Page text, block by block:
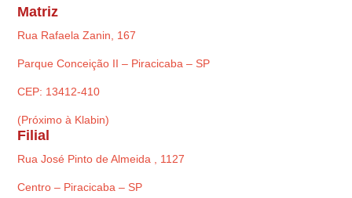
Matriz
Rua Rafaela Zanin, 167
Parque Conceição II – Piracicaba – SP
CEP: 13412-410
(Próximo à Klabin)
Filial
Rua José Pinto de Almeida , 1127
Centro – Piracicaba – SP